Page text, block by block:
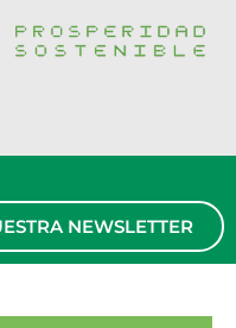
NEWSLETTER